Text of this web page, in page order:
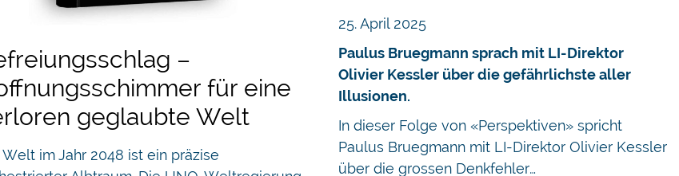
–
für eine
geglaubte Welt
Welt im Jahr 2048 ist ein präzise
25. April 2025
Paulus Bruegmann sprach mit LI-Direktor
Olivier Kessler über die gefährlichste aller
Illusionen.
In dieser Folge von «Perspektiven» spricht
Paulus Bruegmann mit LI-Direktor Olivier Kessler
über die grossen Denkfehler…